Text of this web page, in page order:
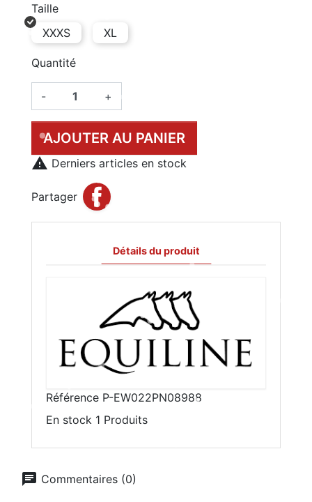
Taille
XXXS
XL
Quantité
- +
AJOUTER AU PANIER
 Derniers articles en stock
Partager
Détails du produit
Référence P-EW022PN08988
En stock 1 Produits
chat Commentaires (0)